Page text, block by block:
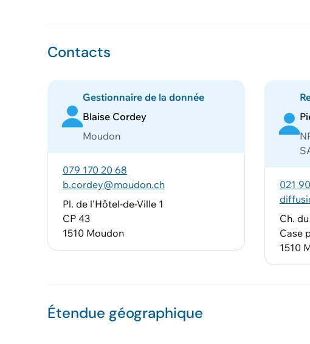
Contacts
Gestionnaire de la donnée
Blaise Cordey
Moudon
079 170 20 68
b.cordey@moudon.ch
Pl. de l'Hôtel-de-Ville 1
CP 43
1510 Moudon
021
Ch.
Case
1510
Étendue géographique